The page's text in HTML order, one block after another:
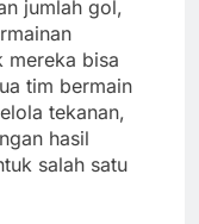
jumlah gol,
mereka bisa
tim bermain
tekanan,
hasil
salah satu